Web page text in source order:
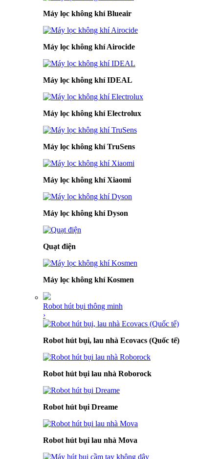
Máy lọc không khí Blueair
Máy lọc không khí Airocide
Máy lọc không khí IDEAL
Máy lọc không khí Electrolux
Máy lọc không khí TruSens
Máy lọc không khí Xiaomi
Máy lọc không khí Dyson
Quạt điện
Máy lọc không khí Kosmen
Robot hút bụi thông minh
›
Robot hút bụi, lau nhà Ecovacs (Quốc tế)
Robot hút bụi lau nhà Roborock
Robot hút bụi Dreame
Robot hút bụi lau nhà Mova